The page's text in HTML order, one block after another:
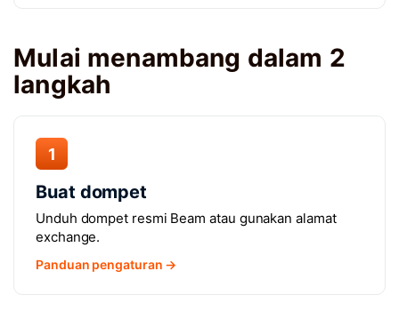
Mulai menambang dalam 2
langkah
1
Buat dompet
Unduh dompet resmi Beam atau gunakan alamat
exchange.
Panduan pengaturan →